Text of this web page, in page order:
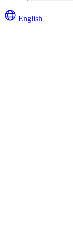
English